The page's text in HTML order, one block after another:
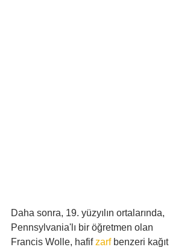
Daha sonra, 19. yüzyılın ortalarında,
Pennsylvania'lı bir öğretmen olan
Francis Wolle, hafif zarf benzeri kağıt